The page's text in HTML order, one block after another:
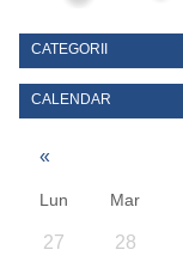
CATEGORII
CALENDAR
«
Lun Mar
27 28